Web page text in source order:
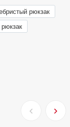
рюкзак